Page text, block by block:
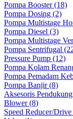
Pompa Booster (18)
Pompa Dosing (2)
Pompa Multistage
Pompa Diesel (3)
Pompa Multistage
Pompa Sentrifugal
Pressure Pump (12)
Pompa Kolam
Pompa Pemadam
Pompa Banjir (8)
Aksesoris Pendukung
Blower (8)
Speed Reducer/